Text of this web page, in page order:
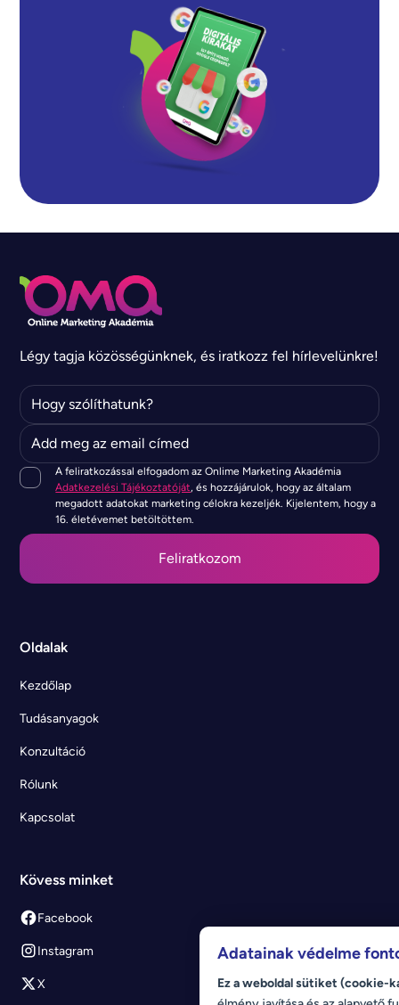
Légy tagja közösségünknek, és iratkozz fel hírlevelünkre!
A feliratkozással elfogadom az Onlime Marketing Akadémia
Adatkezelési Tájékoztatóját, és hozzájárulok, hogy az általam
megadott adatokat marketing célokra kezeljék. Kijelentem, hogy a
16. életévemet betöltöttem.
Oldalak
Kezdőlap
Tudásanyagok
Konzultáció
Rólunk
Kapcsolat
Kövess minket
Facebook
Instagram
X
Adatainak védelme
Ez a weboldal sütiket (cookie-